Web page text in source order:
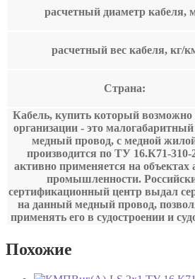
расчетный диаметр кабеля,
расчетный вес кабеля, кг/
Страна:
Кабель, купить который
организации - это малогабаритный
медный провод, с медной
производится по ТУ 16.К71-310-
активно применяется на объектах
промышленности.
сертификационный центр выдал
на данный медный провод,
применять его в судостроении и
Похожие